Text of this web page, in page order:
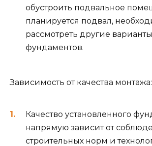
обустроить подвальное
планируется подвал,
рассмотреть другие варианты
фундаментов.
Зависимость от качества монтажа:
Качество установленного
напрямую зависит от
строительных норм и